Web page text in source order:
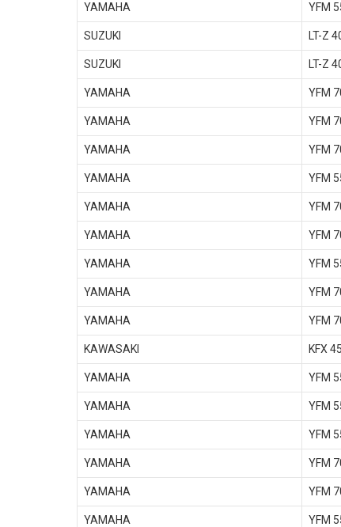
YAMAHA YFM
SUZUKI LT-Z
SUZUKI LT-Z
YAMAHA YFM
YAMAHA YFM
YAMAHA YFM
YAMAHA YFM
YAMAHA YFM
YAMAHA YFM
YAMAHA YFM
YAMAHA YFM
YAMAHA YFM
KAWASAKI KFX
YAMAHA YFM
YAMAHA YFM
YAMAHA YFM
YAMAHA YFM
YAMAHA YFM
YAMAHA YFM